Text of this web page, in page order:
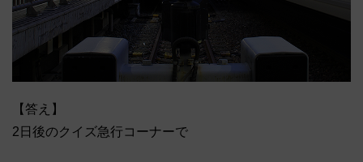
【答え】
2日後のクイズ急行コーナーで